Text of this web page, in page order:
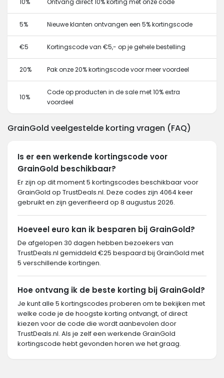
10% Ontvang direct 10% korting met onze code
5% Nieuwe klanten ontvangen een 5% kortingscode
€5 Kortingscode van €5,- op je gehele bestelling
20% Pak onze 20% kortingscode voor meer voordeel
10%
Code op producten in de sale met 10% extra
voordeel
GrainGold veelgestelde korting vragen (FAQ)
Is er een werkende kortingscode voor
GrainGold beschikbaar?
Er zijn op dit moment 5 kortingscodes beschikbaar voor
GrainGold op TrustDeals.nl. Deze codes zijn 4064 keer
gebruikt en zijn geverifieerd op 8 augustus 2026.
Hoeveel euro kan ik besparen bij GrainGold?
De afgelopen 30 dagen hebben bezoekers van
TrustDeals.nl gemiddeld €25 bespaard bij GrainGold met
5 verschillende kortingen.
Hoe ontvang ik de beste korting bij GrainGold?
Je kunt alle 5 kortingscodes proberen om te bekijken met
welke code je de hoogste korting ontvangt, of direct
kiezen voor de code die wordt aanbevolen door
TrustDeals.nl. Als je zelf een werkende GrainGold
kortingscode hebt gevonden horen we het graag.